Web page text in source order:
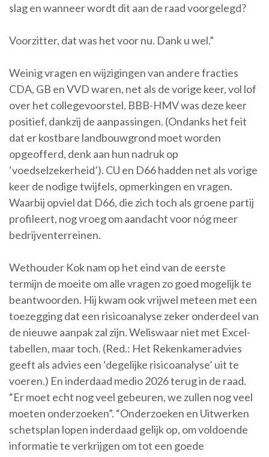
slag en wanneer wordt dit aan de raad voorgelegd?
Voorzitter, dat was het voor nu. Dank u wel.”
Weinig vragen en wijzigingen van andere fracties
CDA, GB en VVD waren, net als de vorige keer, vol lof
over het collegevoorstel. BBB-HMV was deze keer
positief, dankzij de aanpassingen. (Ondanks het feit
dat er kostbare landbouwgrond moet worden
opgeofferd, denk aan hun nadruk op
‘voedselzekerheid’). CU en D66 hadden net als vorige
keer de nodige twijfels, opmerkingen en vragen.
Waarbij opviel dat D66, die zich toch als groene partij
profileert, nog vroeg om aandacht voor nóg meer
bedrijventerreinen.
Wethouder Kok nam op het eind van de eerste
termijn de moeite om alle vragen zo goed mogelijk te
beantwoorden. Hij kwam ook vrijwel meteen met een
toezegging dat een risicoanalyse zeker onderdeel van
de nieuwe aanpak zal zijn. Weliswaar niet met Excel-
tabellen, maar toch. (Red.: Het Rekenkameradvies
geeft als advies een ‘degelijke risicoanalyse’ uit te
voeren.) En inderdaad medio 2026 terug in de raad.
“Er moet echt nog veel gebeuren, we zullen nog veel
moeten onderzoeken”. “Onderzoeken en Uitwerken
schetsplan lopen inderdaad gelijk op, om voldoende
informatie te verkrijgen om tot een goede